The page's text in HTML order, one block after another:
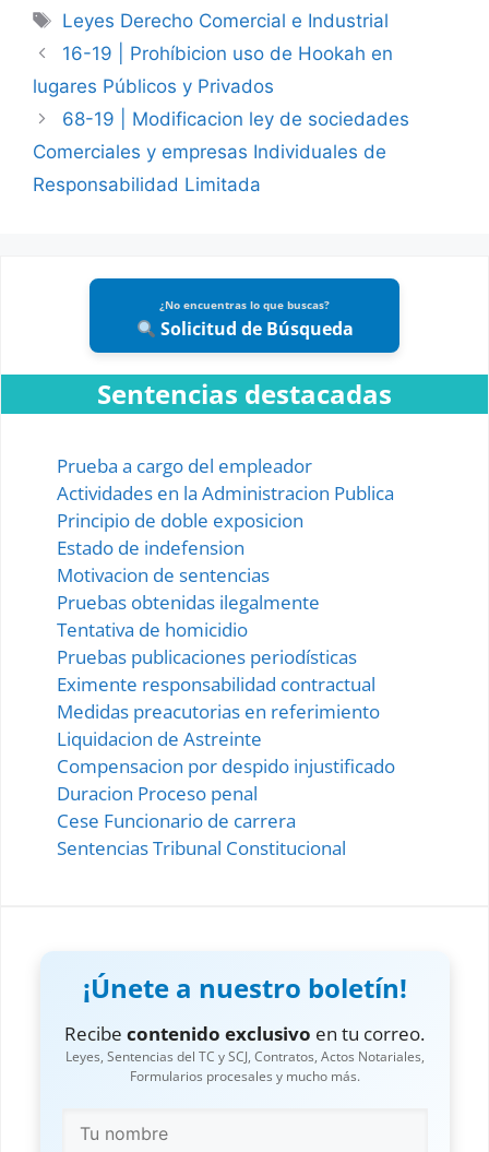
Tags
Leyes Derecho Comercial e Industrial
16-19 | Prohíbicion uso de Hookah en
lugares Públicos y Privados
68-19 | Modificacion ley de sociedades
Comerciales y empresas Individuales de
Responsabilidad Limitada
¿No encuentras lo que buscas?
Solicitud de Búsqueda
Sentencias destacadas
Prueba a cargo del empleador
Actividades en la Administracion Publica
Principio de doble exposicion
Estado de indefension
Motivacion de sentencias
Pruebas obtenidas ilegalmente
Tentativa de homicidio
Pruebas publicaciones periodísticas
Eximente responsabilidad contractual
Medidas preacutorias en referimiento
Liquidacion de Astreinte
Compensacion por despido injustificado
Duracion Proceso penal
Cese Funcionario de carrera
Sentencias Tribunal Constitucional
¡Únete a nuestro boletín!
Recibe contenido exclusivo en tu correo.
Leyes, Sentencias del TC y SCJ, Contratos, Actos Notariales,
Formularios procesales y mucho más.